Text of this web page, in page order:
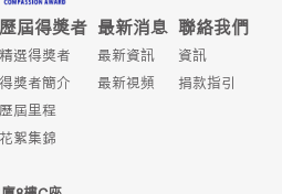
歷屆得獎者
精選得獎者
得獎者簡介
歷屆里程
花絮集錦
最新消息
最新資訊
最新視頻
聯絡我們
資訊
捐款指引